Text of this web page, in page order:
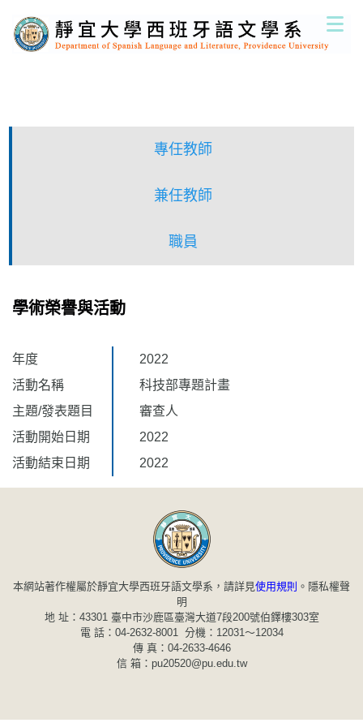
到
主
專任教師
兼任教師
職員
學術榮譽與活動
年度
2022
活動名稱
科技部專題計畫
主題/發表題目
審查人
活動開始日期
2022
活動結束日期
2022
本網站著作權屬於靜宜大學西班牙語文學系，請詳見使用規則 。 隱私權聲
明
地 址：43301 臺中市沙鹿區臺灣大道7段200號伯鐸樓303室
電 話：04-2632-8001 分機：12031～12034
傳 真：04-2633-4646
信 箱：pu20520@pu.edu.tw